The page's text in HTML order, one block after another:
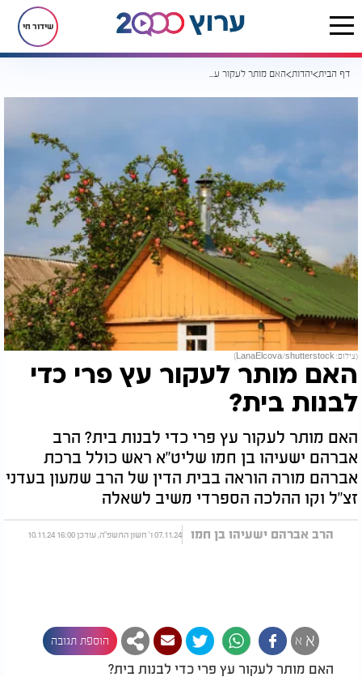
שידור חי
דף הבית יהדות האם מותר לעקור עץ פרי כדי לבנות בית?
(צילום: LanaElcova/shutterstock)
האם מותר לעקור עץ פרי כדי
לבנות בית?
האם מותר לעקור עץ פרי כדי לבנות בית? הרב
אברהם ישעיהו בן חמו שליט"א ראש כולל ברכת
אברהם מורה הוראה בבית הדין של הרב שמעון בעדני
זצ"ל וקו ההלכה הספרדי משיב לשאלה
הרב אברהם ישעיהו בן חמו 07.11.24 ו' חשון התשפ"ה, עודכן 16:00 10.11.24
א א הוספת תגובה
האם מותר לעקור עץ פרי כדי לבנות בית?